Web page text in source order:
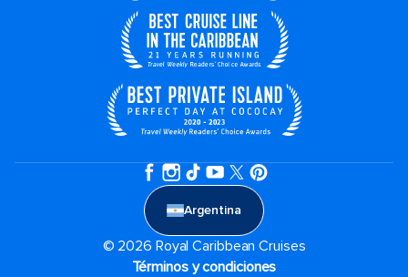
Argentina
© 2026 Royal Caribbean Cruises
Términos y condiciones